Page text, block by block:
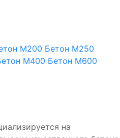
М200 Бетон М250
М400 Бетон М600
на